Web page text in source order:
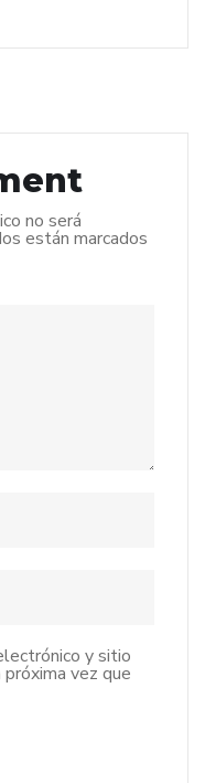
no será
están marcados
y sitio
vez que